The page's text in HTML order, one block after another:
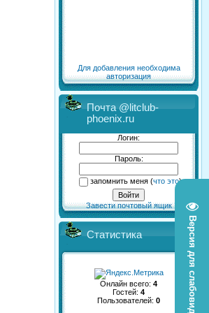
Версия для слабовидящих
Для добавления необходима
авторизация
Почта @litclub-
phoenix.ru
Логин:
Пароль:
запомнить меня(что это)
Завести почтовый ящик
Статистика
Онлайн всего: 4
Гостей: 4
Пользователей: 0